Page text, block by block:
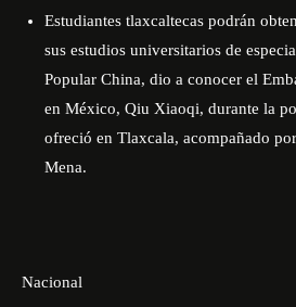
Estudiantes tlaxcaltecas podrán
sus estudios universitarios de
Popular China, dio a conocer el
en México, Qiu Xiaoqi, durante la
ofreció en Tlaxcala, acompañado
Mena.
Nacional